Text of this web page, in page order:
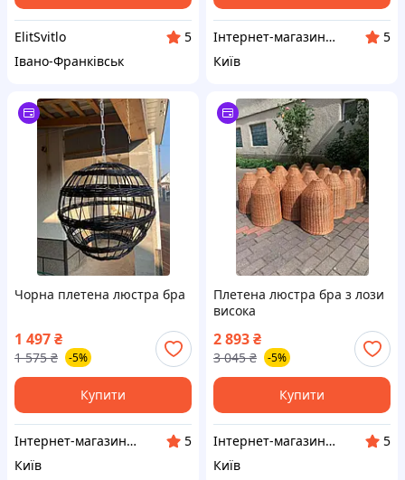
ElitSvitlo
5
Івано-Франківськ
Інтернет-магазин "Сімейний затишок"
5
Київ
Чорна плетена люстра бра
1 497₴
1 575 ₴ -5%
Купити
Інтернет-магазин "Сімейний затишок"
5
Київ
Плетена люстра бра з лози
висока
2 893₴
3 045 ₴ -5%
Купити
Інтернет-магазин "Сімейний затишок"
5
Київ